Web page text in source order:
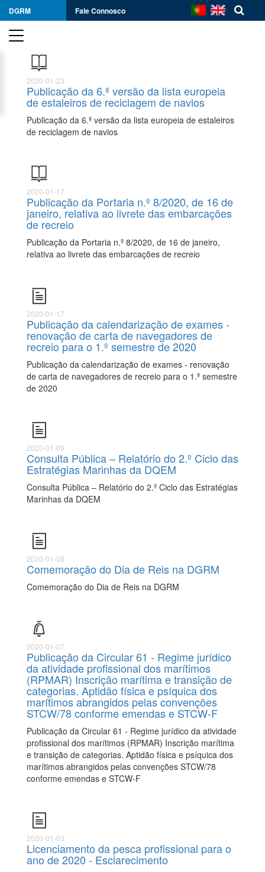
DGRM Fale Connosco
2020-01-23
Publicação da 6.ª versão da lista europeia
de estaleiros de reciclagem de navios
Publicação da 6.ª versão da lista europeia de estaleiros
de reciclagem de navios
2020-01-17
Publicação da Portaria n.º 8/2020, de 16 de
janeiro, relativa ao livrete das embarcações
de recreio
Publicação da Portaria n.º 8/2020, de 16 de janeiro,
relativa ao livrete das embarcações de recreio
2020-01-17
Publicação da calendarização de exames -
renovação de carta de navegadores de
recreio para o 1.º semestre de 2020
Publicação da calendarização de exames - renovação
de carta de navegadores de recreio para o 1.º semestre
de 2020
2020-01-09
Consulta Pública – Relatório do 2.º Ciclo das
Estratégias Marinhas da DQEM
Consulta Pública – Relatório do 2.º Ciclo das Estratégias
Marinhas da DQEM
2020-01-08
Comemoração do Dia de Reis na DGRM
Comemoração do Dia de Reis na DGRM
2020-01-07
Publicação da Circular 61 - Regime jurídico
da atividade profissional dos marítimos
(RPMAR) Inscrição marítima e transição de
categorias. Aptidão física e psíquica dos
marítimos abrangidos pelas convenções
STCW/78 conforme emendas e STCW-F
Publicação da Circular 61 - Regime jurídico da atividade
profissional dos marítimos (RPMAR) Inscrição marítima
e transição de categorias. Aptidão física e psíquica dos
marítimos abrangidos pelas convenções STCW/78
conforme emendas e STCW-F
2020-01-03
Licenciamento da pesca profissional para o
ano de 2020 - Esclarecimento